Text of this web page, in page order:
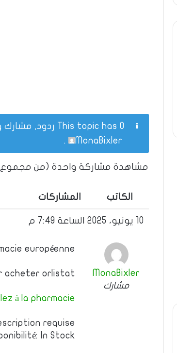
This topic has 0 ردود, مشارك واحد, and was last updated
MonaBixler
.
مشاهدة مشاركة واحدة (من مجموع 1)
الكاتب المشاركات
10 يونيو، 2025 الساعة 7:49 م
MonaBixler
مشارك
européenne
acheter orlistat
à la pharmacie
requise
In Stock!